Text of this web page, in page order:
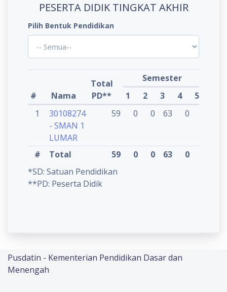
PESERTA DIDIK TINGKAT AKHIR
Pilih Bentuk Pendidikan
# Nama
Total
PD**
Semester
1 2 3 4
5
1
30108274
- SMAN 1
LUMAR
59 0 0 63 0
#
Total 59 0 0 63 0
*SD: Satuan Pendidikan
**PD: Peserta Didik
Pusdatin - Kementerian Pendidikan Dasar dan
Menengah